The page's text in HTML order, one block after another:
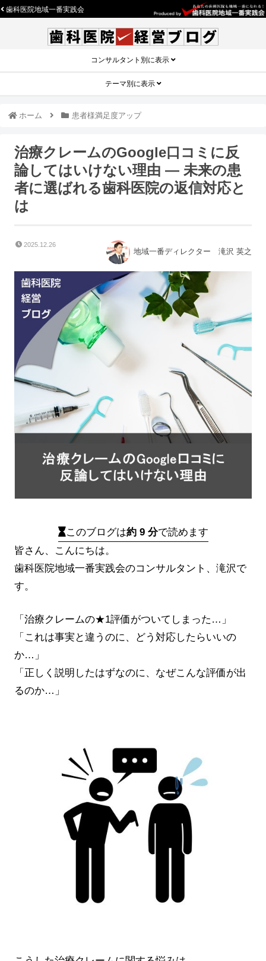
歯科医院地域一番実践会
コンサルタント別に表示
テーマ別に表示
ホーム 患者様満足度アップ
治療クレームのGoogle口コミに反
論してはいけない理由 ― 未来の患
者に選ばれる歯科医院の返信対応と
は
2025.12.26
地域一番ディレクター 滝沢 英之
このブログは約 9 分で読めます
皆さん、こんにちは。
歯科医院地域一番実践会のコンサルタント、滝沢で
す。
「治療クレームの★1評価がついてしまった…」
「これは事実と違うのに、どう対応したらいいの
か…」
「正しく説明したはずなのに、なぜこんな評価が出
るのか…」